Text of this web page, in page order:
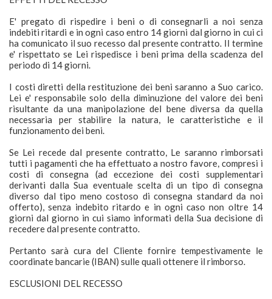
E' pregato di rispedire i beni o di consegnarli a noi senza
indebiti ritardi e in ogni caso entro 14 giorni dal giorno in cui ci
ha comunicato il suo recesso dal presente contratto. Il termine
e' rispettato se Lei rispedisce i beni prima della scadenza del
periodo di 14 giorni.
I costi diretti della restituzione dei beni saranno a Suo carico.
Lei e' responsabile solo della diminuzione del valore dei beni
risultante da una manipolazione del bene diversa da quella
necessaria per stabilire la natura, le caratteristiche e il
funzionamento dei beni.
Se Lei recede dal presente contratto, Le saranno rimborsati
tutti i pagamenti che ha effettuato a nostro favore, compresi i
costi di consegna (ad eccezione dei costi supplementari
derivanti dalla Sua eventuale scelta di un tipo di consegna
diverso dal tipo meno costoso di consegna standard da noi
offerto), senza indebito ritardo e in ogni caso non oltre 14
giorni dal giorno in cui siamo informati della Sua decisione di
recedere dal presente contratto.
Pertanto sarà cura del Cliente fornire tempestivamente le
coordinate bancarie (IBAN) sulle quali ottenere il rimborso.
ESCLUSIONI DEL RECESSO